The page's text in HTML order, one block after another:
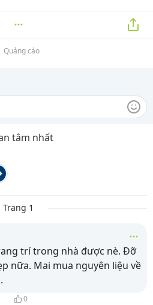
Quảng cáo
tâm nhất
Trang 1
trí trong nhà được nè. Đỡ
nữa. Mai mua nguyên liệu về
0